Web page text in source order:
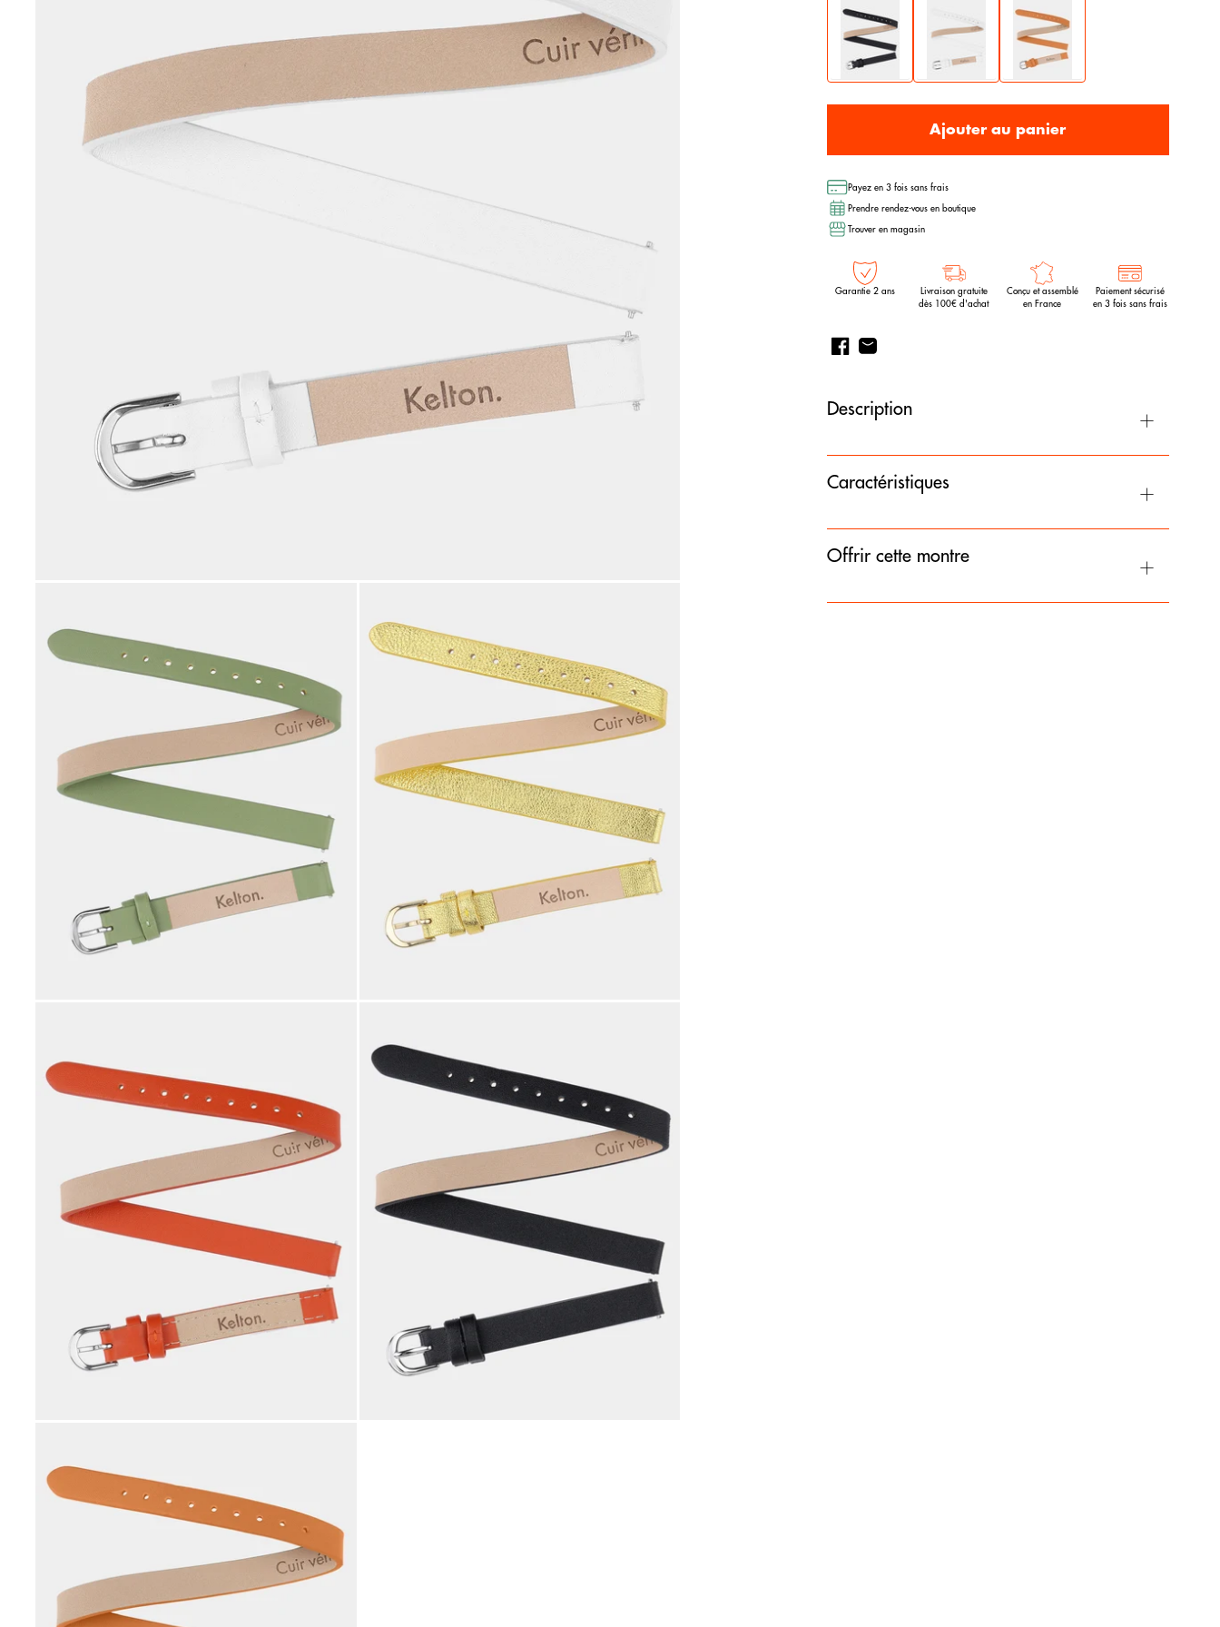
Coffrets
Ajouter au panier
Payez en 3 fois sans frais
Prendre rendez-vous en boutique
Trouver en magasin
Garantie 2 ans
Livraison gratuite
dès 100€ d'achat
Conçu et assemblé
en France
Paiement sécurisé
en 3 fois sans frais
Description
Caractéristiques
Offrir cette montre